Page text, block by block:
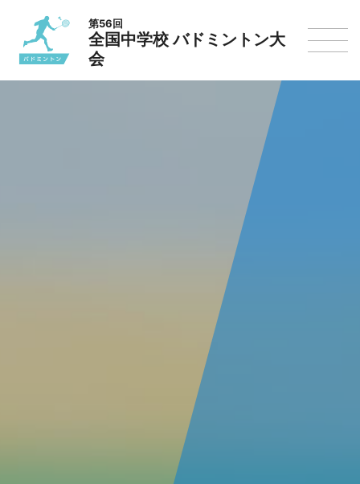
第56回
全国中学校 バドミントン大
会